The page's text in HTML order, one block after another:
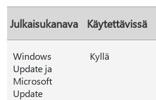
Julkaisukanava Käytettävissä
Windows
Update ja
Microsoft
Update
Kyllä